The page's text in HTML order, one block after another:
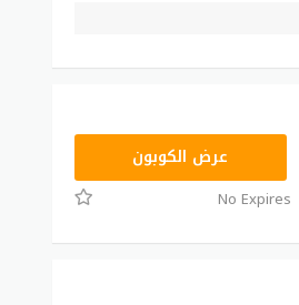
عرض الكوبون
No Expires